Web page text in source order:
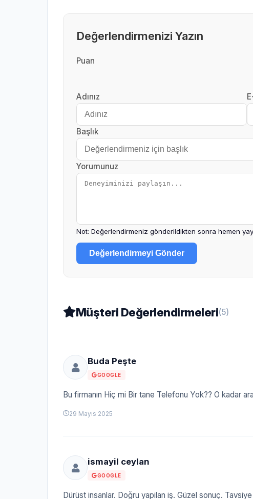
Değerlendirmenizi Yazın
Puan
Adınız
Başlık
Yorumunuz
Not: Değerlendirmeniz gönderildikten sonra hemen
Değerlendirmeyi Gönder
Müşteri Değerlendirmeleri(5)
Buda Peşte
GOOGLE
Bu firmanın Hiç mi Bir tane Telefonu Yok?? O kadar
29 Mayıs 2025
ismayil ceylan
GOOGLE
Dürüst insanlar. Doğru yapilan iş. Güzel sonuç.